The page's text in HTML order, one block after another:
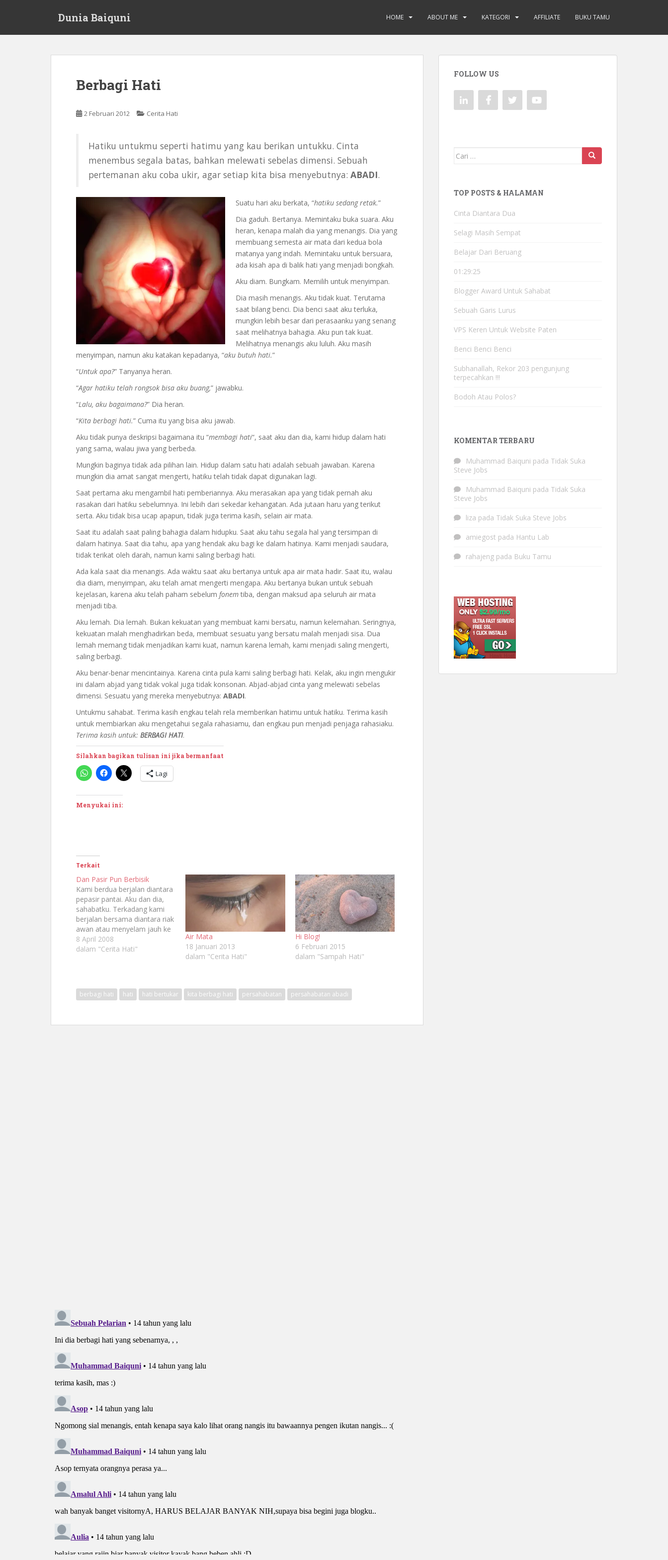
Dunia Baiquni HOME ABOUT ME KATEGORI AFFILIATE BUKU TAMU
Berbagi Hati
2 Februari 2012 Cerita Hati
Hatiku untukmu seperti hatimu yang kau berikan untukku. Cinta
menembus segala batas, bahkan melewati sebelas dimensi. Sebuah
pertemanan aku coba ukir, agar setiap kita bisa menyebutnya: ABADI.
Suatu hari aku berkata, “hatiku sedang retak.”
Dia gaduh. Bertanya. Memintaku buka suara. Aku
heran, kenapa malah dia yang menangis. Dia yang
membuang semesta air mata dari kedua bola
matanya yang indah. Memintaku untuk bersuara,
ada kisah apa di balik hati yang menjadi bongkah.
Aku diam. Bungkam. Memilih untuk menyimpan.
Dia masih menangis. Aku tidak kuat. Terutama
saat bilang benci. Dia benci saat aku terluka,
mungkin lebih besar dari perasaanku yang senang
saat melihatnya bahagia. Aku pun tak kuat.
Melihatnya menangis aku luluh. Aku masih
menyimpan, namun aku katakan kepadanya, “aku butuh hati.”
“Untuk apa?” Tanyanya heran.
“Agar hatiku telah rongsok bisa aku buang,” jawabku.
“Lalu, aku bagaimana?” Dia heran.
“Kita berbagi hati.” Cuma itu yang bisa aku jawab.
Aku tidak punya deskripsi bagaimana itu “membagi hati“, saat aku dan dia, kami hidup dalam hati
yang sama, walau jiwa yang berbeda.
Mungkin baginya tidak ada pilihan lain. Hidup dalam satu hati adalah sebuah jawaban. Karena
mungkin dia amat sangat mengerti, hatiku telah tidak dapat digunakan lagi.
Saat pertama aku mengambil hati pemberiannya. Aku merasakan apa yang tidak pernah aku
rasakan dari hatiku sebelumnya. Ini lebih dari sekedar kehangatan. Ada jutaan haru yang terikut
serta. Aku tidak bisa ucap apapun, tidak juga terima kasih, selain air mata.
Saat itu adalah saat paling bahagia dalam hidupku. Saat aku tahu segala hal yang tersimpan di
dalam hatinya. Saat dia tahu, apa yang hendak aku bagi ke dalam hatinya. Kami menjadi saudara,
tidak terikat oleh darah, namun kami saling berbagi hati.
Ada kala saat dia menangis. Ada waktu saat aku bertanya untuk apa air mata hadir. Saat itu, walau
dia diam, menyimpan, aku telah amat mengerti mengapa. Aku bertanya bukan untuk sebuah
kejelasan, karena aku telah paham sebelum fonem tiba, dengan maksud apa seluruh air mata
menjadi tiba.
Aku lemah. Dia lemah. Bukan kekuatan yang membuat kami bersatu, namun kelemahan. Seringnya,
kekuatan malah menghadirkan beda, membuat sesuatu yang bersatu malah menjadi sisa. Dua
lemah memang tidak menjadikan kami kuat, namun karena lemah, kami menjadi saling mengerti,
saling berbagi.
Aku benar-benar mencintainya. Karena cinta pula kami saling berbagi hati. Kelak, aku ingin mengukir
ini dalam abjad yang tidak vokal juga tidak konsonan. Abjad-abjad cinta yang melewati sebelas
dimensi. Sesuatu yang mereka menyebutnya: ABADI.
Untukmu sahabat. Terima kasih engkau telah rela memberikan hatimu untuk hatiku. Terima kasih
untuk membiarkan aku mengetahui segala rahasiamu, dan engkau pun menjadi penjaga rahasiaku.
Terima kasih untuk: BERBAGI HATI.
Silahkan bagikan tulisan ini jika bermanfaat
Lagi
Menyukai ini:
Terkait
Dan Pasir Pun Berbisik
Kami berdua berjalan diantara
pepasir pantai. Aku dan dia,
sahabatku. Terkadang kami
berjalan bersama diantara riak
awan atau menyelam jauh ke
dasar samudera. Kami
melakukan itu hanya untuk
panas, hembusan angin sepoi-
sepoi mengibarkan ujung-
8 April 2008
dalam "Cerita Hati"
Air Mata
18 Januari 2013
dalam "Cerita Hati"
Hi Blog!
6 Februari 2015
dalam "Sampah Hati"
berbagi hati hati hati bertukar kita berbagi hati persahabatan persahabatan abadi
FOLLOW US
Mencari:
TOP POSTS & HALAMAN
Cinta Diantara Dua
Selagi Masih Sempat
Belajar Dari Beruang
01:29:25
Blogger Award Untuk Sahabat
Sebuah Garis Lurus
VPS Keren Untuk Website Paten
Benci Benci Benci
Subhanallah, Rekor 203 pengunjung
terpecahkan !!!
Bodoh Atau Polos?
KOMENTAR TERBARU
Muhammad Baiquni pada Tidak Suka
Steve Jobs
Muhammad Baiquni pada Tidak Suka
Steve Jobs
liza pada Tidak Suka Steve Jobs
amiegost pada Hantu Lab
rahajeng pada Buku Tamu